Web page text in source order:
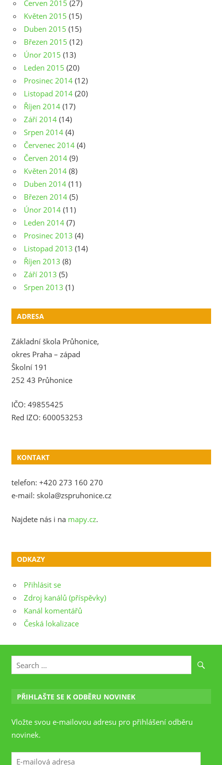
Červen 2015 (27)
Květen 2015 (15)
Duben 2015 (15)
Březen 2015 (12)
Únor 2015 (13)
Leden 2015 (20)
Prosinec 2014 (12)
Listopad 2014 (20)
Říjen 2014 (17)
Září 2014 (14)
Srpen 2014 (4)
Červenec 2014 (4)
Červen 2014 (9)
Květen 2014 (8)
Duben 2014 (11)
Březen 2014 (5)
Únor 2014 (11)
Leden 2014 (7)
Prosinec 2013 (4)
Listopad 2013 (14)
Říjen 2013 (8)
Září 2013 (5)
Srpen 2013 (1)
ADRESA
Základní škola Průhonice,
okres Praha – západ
Školní 191
252 43 Průhonice
IČO: 49855425
Red IZO: 600053253
KONTAKT
telefon: +420 273 160 270
e-mail: skola@zspruhonice.cz
Najdete nás i na mapy.cz.
ODKAZY
Přihlásit se
Zdroj kanálů (příspěvky)
Kanál komentářů
Česká lokalizace
PŘIHLAŠTE SE K ODBĚRU NOVINEK
Vložte svou e-mailovou adresu pro přihlášení odběru
novinek.
E-